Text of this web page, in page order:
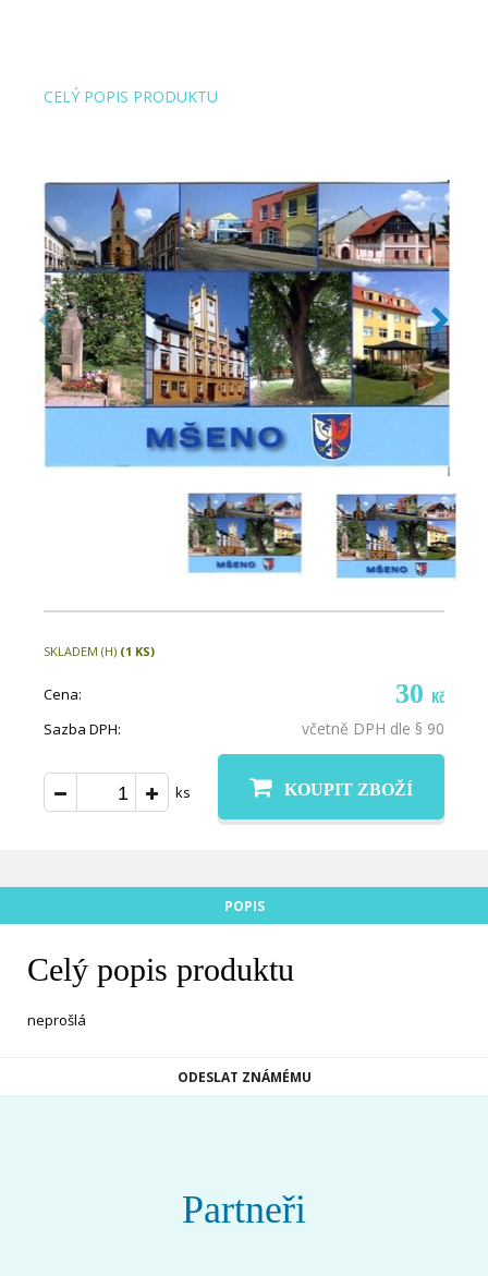
CELÝ POPIS PRODUKTU
SKLADEM (H) (1 KS)
Cena: 30 Kč
Sazba DPH: včetně DPH dle § 90
ks KOUPIT ZBOŽÍ
POPIS
Celý popis produktu
neprošlá
ODESLAT ZNÁMÉMU
Partneři